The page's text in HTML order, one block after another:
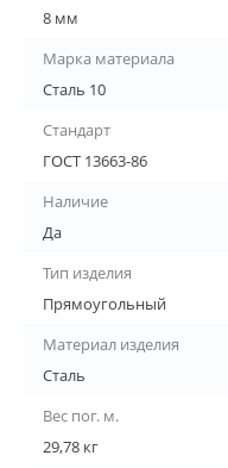
8 мм
Марка материала
Сталь 10
Стандарт
ГОСТ 13663-86
Наличие
Да
Тип изделия
Прямоугольный
Материал изделия
Сталь
Вес пог. м.
29,78 кг